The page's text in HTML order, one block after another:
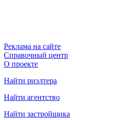
Реклама на сайте
Справочный центр
О проекте
Найти риэлтера
Найти агентство
Найти застройщика